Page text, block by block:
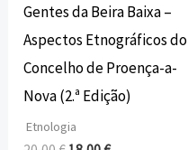
Gentes da Beira Baixa –
Aspectos Etnográficos do
Concelho de Proença-a-
Nova (2.ª Edição)
Etnologia